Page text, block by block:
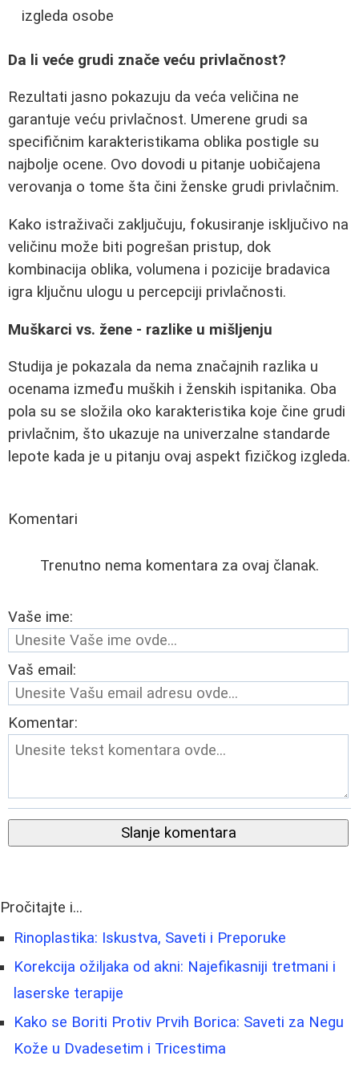
izgleda osobe
Da li veće grudi znače veću privlačnost?
Rezultati jasno pokazuju da veća veličina ne
garantuje veću privlačnost. Umerene grudi sa
specifičnim karakteristikama oblika postigle su
najbolje ocene. Ovo dovodi u pitanje uobičajena
verovanja o tome šta čini ženske grudi privlačnim.
Kako istraživači zaključuju, fokusiranje isključivo na
veličinu može biti pogrešan pristup, dok
kombinacija oblika, volumena i pozicije bradavica
igra ključnu ulogu u percepciji privlačnosti.
Muškarci vs. žene - razlike u mišljenju
Studija je pokazala da nema značajnih razlika u
ocenama između muških i ženskih ispitanika. Oba
pola su se složila oko karakteristika koje čine grudi
privlačnim, što ukazuje na univerzalne standarde
lepote kada je u pitanju ovaj aspekt fizičkog izgleda.
Komentari
Trenutno nema komentara za ovaj članak.
Vaše ime:
Vaš email:
Komentar:
Slanje komentara
Pročitajte i...
Rinoplastika: Iskustva, Saveti i Preporuke
Korekcija ožiljaka od akni: Najefikasniji tretmani i
laserske terapije
Kako se Boriti Protiv Prvih Borica: Saveti za Negu
Kože u Dvadesetim i Tricestima